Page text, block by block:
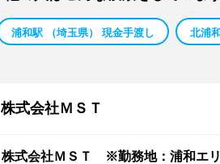
浦和駅 （埼玉県） 現金手渡し 北浦
株式会社ＭＳＴ
株式会社ＭＳＴ ※勤務地：浦和エリ